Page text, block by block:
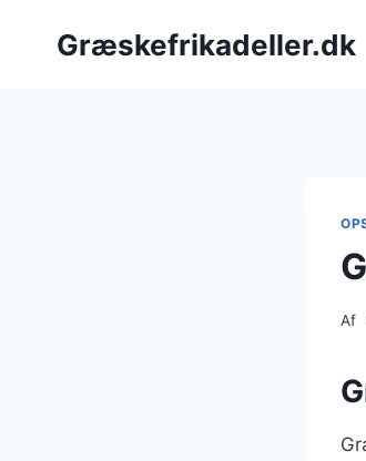
Græskefrikadeller.dk
Af